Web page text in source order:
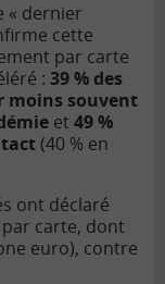
« dernier
cette
par carte
: 39 % des
moins souvent
et 49 %
(40 % en
ont déclaré
carte, dont
euro), contre